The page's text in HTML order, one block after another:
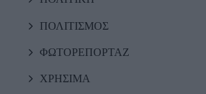
ΠΟΛΙΤΙΣΜΟΣ
ΦΩΤΟΡΕΠΟΡΤΑΖ
ΧΡΗΣΙΜΑ